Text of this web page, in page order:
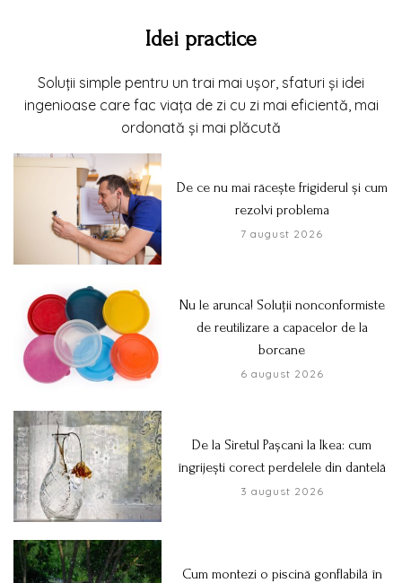
Idei practice
Soluții simple pentru un trai mai ușor, sfaturi și idei
ingenioase care fac viața de zi cu zi mai eficientă, mai
ordonată și mai plăcută
De ce nu mai răcește frigiderul și cum
rezolvi problema
7 august 2026
Nu le arunca! Soluții nonconformiste
de reutilizare a capacelor de la
borcane
6 august 2026
De la Siretul Pașcani la Ikea: cum
îngrijești corect perdelele din dantelă
3 august 2026
Cum montezi o piscină gonflabilă în